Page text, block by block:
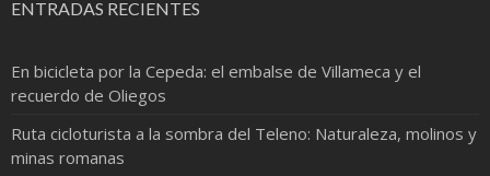
ENTRADAS RECIENTES
En bicicleta por la Cepeda: el embalse de Villameca y el
recuerdo de Oliegos
Ruta cicloturista a la sombra del Teleno: Naturaleza, molinos y
minas romanas